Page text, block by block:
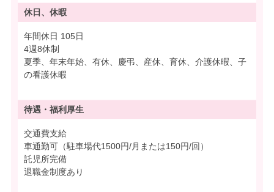
休日、休暇
年間休日 105日
4週8休制
夏季、年末年始、有休、慶弔、産休、育休、介護休暇、子
の看護休暇
待遇・ 福利厚生
交通費支給
車通勤可（駐車場代1500円/月または150円/回）
託児所完備
退職金制度あり